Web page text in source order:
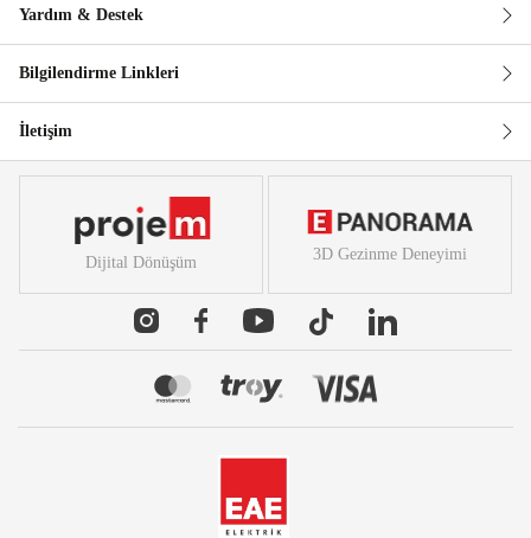
Yardım & Destek
Bilgilendirme Linkleri
İletişim
Dijital Dönüşüm 3D Gezinme Deneyimi